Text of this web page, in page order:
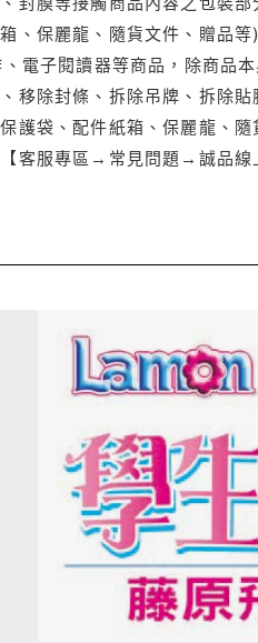
、保麗龍、隨貨文件、贈品等)
電子閱讀器等商品，除商品
移除封條、拆除吊牌、拆除
護袋、配件紙箱、保麗龍、隨
客服專區→常見問題→誠品線